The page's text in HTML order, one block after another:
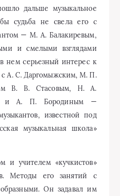
дальше музыкальное
судьба не свела его с
— М. А. Балакиревым,
и смелыми взглядами
нем серьезный интерес к
с А. С. Даргомыжским, М. П.
В. В. Стасовым, Н. А.
и А. П. Бородиным —
известной под
музыкальная школа»
и учителем «кучкистов»
Методы его занятий с
Он задавал им